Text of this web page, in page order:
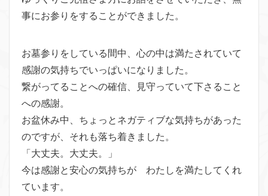
事にお参りをすることができました。
お墓参りをしている間中、心の中は満たされていて
感謝の気持ちでいっぱいになりました。
繋がってることへの確信、見守っていて下さること
への感謝。
お盆休み中、ちょっとネガティブな気持ちがあった
のですが、それも落ち着きました。
「大丈夫。大丈夫。」
今は感謝と安心の気持ちが わたしを満たしてくれ
ています。